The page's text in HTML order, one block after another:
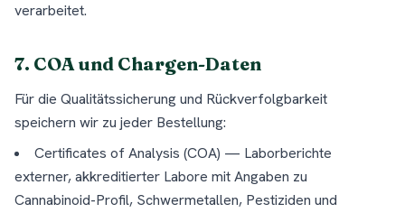
verarbeitet.
7. COA und Chargen-Daten
Für die Qualitätssicherung und Rückverfolgbarkeit
speichern wir zu jeder Bestellung:
Certificates of Analysis (COA) — Laborberichte
externer, akkreditierter Labore mit Angaben zu
Cannabinoid-Profil, Schwermetallen, Pestiziden und